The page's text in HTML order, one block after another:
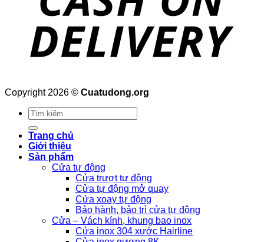
Copyright 2026 © Cuatudong.org
Tìm
kiếm:
Trang chủ
Giới thiệu
Sản phẩm
Cửa tự động
Cửa trượt tự động
Cửa tự động mở quay
Cửa xoay tự động
Bảo hành, bảo trì cửa tự động
Cửa – Vách kính, khung bao inox
Cửa inox 304 xước Hairline